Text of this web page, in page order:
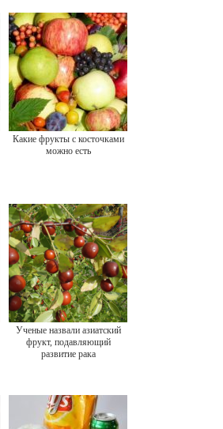
Какие фрукты с косточками
можно есть
Ученые назвали азиатский
фрукт, подавляющий
развитие рака